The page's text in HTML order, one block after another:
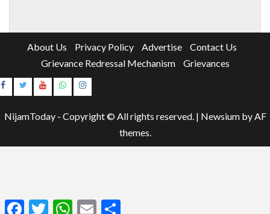
About Us Privacy Policy Advertise
Contact Us
Grievance Redressal Mechanism
Grievances
Instagram
NijamToday - Copyright © All rights reserved. | Newsiumby AF
themes.
FacebookTwitterWhatsApp
Email